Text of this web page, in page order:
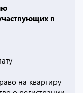
в
на квартиру